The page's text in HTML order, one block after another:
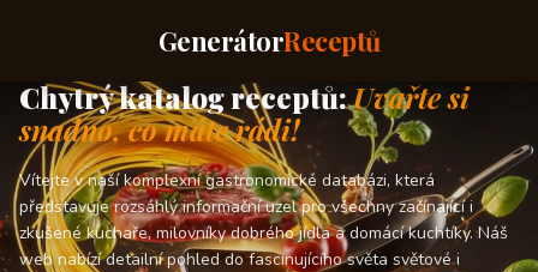
GenerátorReceptů
Chytrý katalog receptů:Uvařte si
snadno, co máte rádi!
Vítejte v naší komplexní gastronomické databázi, která
představuje rozsáhlý informační uzel pro všechny začínající i
zkušené kuchaře, milovníky dobrého jídla a domácí kuchtíky. Náš
web nabízí detailní pohled do fascinujícího světa světové i